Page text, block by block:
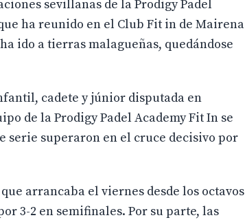
sevillanas de la Prodigy Padel
ha reunido en el Club Fit in de Mairena
ido a tierras malagueñas, quedándose
cadete y júnior disputada en
de la Prodigy Padel Academy Fit In se
serie superaron en el cruce decisivo por
arrancaba el viernes desde los octavos
3-2 en semifinales. Por su parte, las